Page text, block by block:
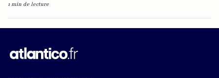
1 min de lecture